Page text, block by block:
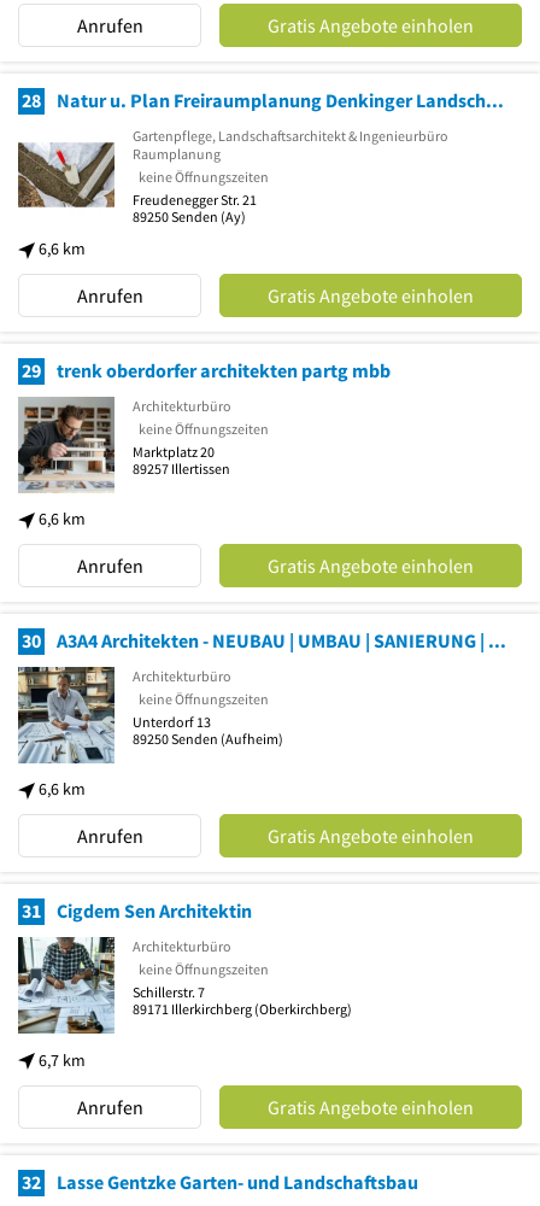
Anrufen Gratis Angebote einholen
28 Natur u. Plan Freiraumplanung Denkinger Landschaftsarchitektur
6,6 km
Gartenpflege, Landschaftsarchitekt & Ingenieurbüro
Raumplanung
keine Öffnungszeiten
Freudenegger Str. 21
89250Senden (Ay)
Anrufen Gratis Angebote einholen
29 trenk oberdorfer architekten partg mbb
6,6 km
Architekturbüro
keine Öffnungszeiten
Marktplatz 20
89257 Illertissen
Anrufen Gratis Angebote einholen
30 A3A4 Architekten - NEUBAU | UMBAU | SANIERUNG | ENERGIEBERATUNG
6,6 km
Architekturbüro
keine Öffnungszeiten
Unterdorf 13
89250Senden (Aufheim)
Anrufen Gratis Angebote einholen
31 Cigdem Sen Architektin
6,7 km
Architekturbüro
keine Öffnungszeiten
Schillerstr. 7
89171 Illerkirchberg (Oberkirchberg)
Anrufen Gratis Angebote einholen
32 Lasse Gentzke Garten- und Landschaftsbau